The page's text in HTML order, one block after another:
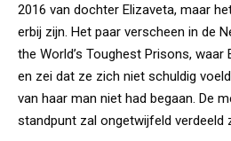
2016 van dochter Elizaveta, maar
erbij zijn. Het paar verscheen in de
the World’s Toughest Prisons, waar
en zei dat ze zich niet schuldig
van haar man niet had begaan. De
standpunt zal ongetwijfeld verdeeld